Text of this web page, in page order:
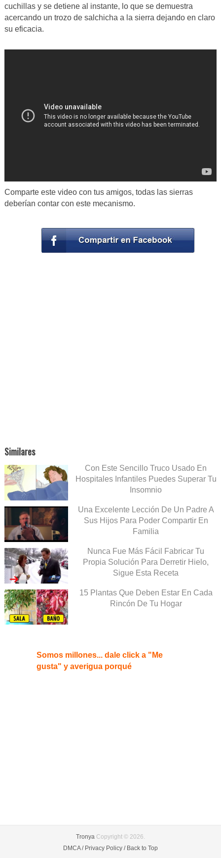
cuchillas y se detiene al instante, lo que se demuestra
acercando un trozo de salchicha a la sierra dejando en claro
su eficacia.
Comparte este video con tus amigos, todas las sierras
deberían contar con este mecanismo.
Similares
Con Este Sencillo Truco Usado En
Hospitales Infantiles Puedes Superar Tu
Insomnio
Una Excelente Lección De Un Padre A
Sus Hijos Para Poder Compartir En
Familia
Nunca Fue Más Fácil Fabricar Tu
Propia Solución Para Derretir Hielo,
Sigue Esta Receta
15 Plantas Que Deben Estar En Cada
Rincón De Tu Hogar
Somos millones... dale click a "Me
gusta" y averigua porqué
TronyaCopyright © 2026.
DMCA / Privacy Policy / Back to Top